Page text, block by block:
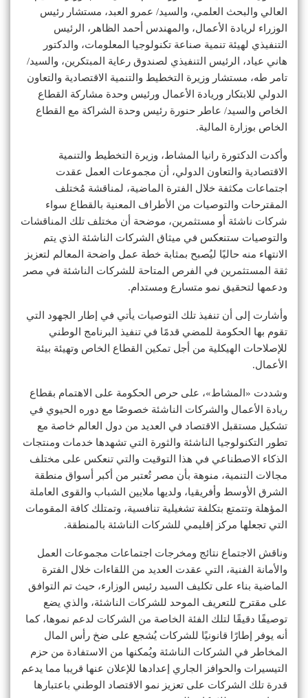
العالي والبحث العلمي، والسيد/ عمرو العبد، مستشار رئيس
الوزراء لريادة الأعمال، والمهندس أحمد الظاهر، الرئيس
التنفيذي لهيئة تنمية صناعة تكنولوجيا المعلومات، والدكتور
هاني عياد، الرئيس التنفيذي لصندوق رعاية المبتكرين، والسيد/
تامر طه، مستشار وزيرة التخطيط والتنمية الاقتصادية والتعاون
الدولي للابتكار وريادة الأعمال ورئيس وحدة مشاركة القطاع
الخاص والسيد/ عاطر حنورة رئيس وحدة الشراكة مع القطاع
الخاص بوزارة المالية.
وأكدت الدكتورة رانيا المشاط، وزيرة التخطيط والتنمية
الاقتصادية والتعاون الدولي، أن مجموعات العمل عقدت
اجتماعات مكثفة خلال الفترة الماضية، لمناقشة مُختلف
المقترحات والتوصيات من الأطراف المعنية بالقطاع سواء
شركات ناشئة أو مستثمرين، موضحة أن مختلف تلك المناقشات
والتوصيات ستنعكس في ميثاق الشركات الناشئة الذي يتم
الانتهاء منه حاليًا ليُصبح بمثابة خطة عمل واضحة المعالم لتعزيز
ثقة المستثمرين في الفرص المتاحة للشركات الناشئة في مصر
ودعمها لتحقيق نمو متسارع ومستدام.
وأشارت إلى أن تنفيذ تلك التوصيات يأتي في إطار الجهود التي
تقوم بها الحكومة للمضي قدمًا في تنفيذ البرنامج الوطني
للإصلاحات الهيكلية من أجل تمكين القطاع الخاص وتهيئة بيئة
الأعمال.
وشددت «المشاط»، على حرص الحكومة على الاهتمام بقطاع
ريادة الأعمال والشركات الناشئة خصوصًا مع دوره الحيوي في
تشكيل مستقبل الاقتصاد في العديد من دول العالم خاصة مع
تطور التكنولوجيا الناشئة والثورة التي تشهدها خدمات ومنتجات
الذكاء الاصطناعي في هذا التوقيت والتي تنعكس على مختلف
مجالات التنمية، منوهة بأن مصر تُعتبر من أكبر أسواق منطقة
الشرق الأوسط وأفريقيا، ولديها ملايين الشباب والقوى العاملة
المؤهلة وتتمتع بتكلفة تشغيلية تنافسية، وتمتلك كافة المقومات
التي تجعلها مركز إقليمي للشركات الناشئة بالمنطقة.
وناقش الاجتماع نتائج ومخرجات اجتماعات مجموعات العمل
والأمانة الفنية، التي عقدت العديد من اللقاءات خلال الفترة
الماضية بناء على تكليف السيد رئيس الوزارء، حيث تم التوافق
على مقترح للتعريف الموحد للشركات الناشئة، والذي يضع
توصيفًا دقيقًا لتلك الفئة الخاصة من الشركات لدعم نموها، كما
أنه يوفر إطارًا قانونيًا للشركات يُشجع على ضخ رأس المال
المخاطر في الشركات الناشئة ويُمكنها من الاستفادة من حزم
التيسيرات والحوافز الجاري إعدادها للإعلان عنها قريبا مما يدعم
قدرة تلك الشركات على تعزيز نمو الاقتصاد الوطني باعتبارها